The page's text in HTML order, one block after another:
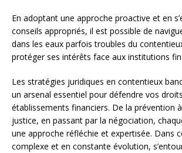
En adoptant une approche proactive et en
conseils appropriés, il est possible de
dans les eaux parfois troubles du
protéger ses intérêts face aux institutions
Les stratégies juridiques en contentieux
un arsenal essentiel pour défendre vos
établissements financiers. De la prévention à
justice, en passant par la négociation,
une approche réfléchie et expertisée. Dans
complexe et en constante évolution,